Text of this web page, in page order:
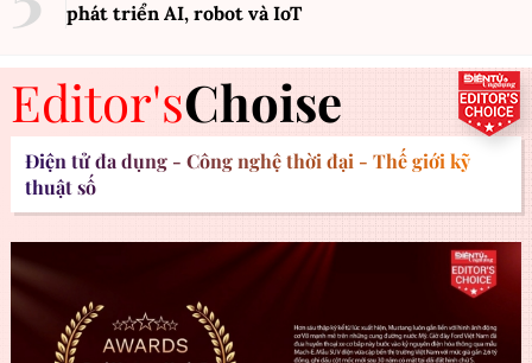
phát triển AI, robot và IoT
Editor'sChoise
Điện tử đa dụng - Công nghệ thời đại - Thế giới kỹ
thuật số